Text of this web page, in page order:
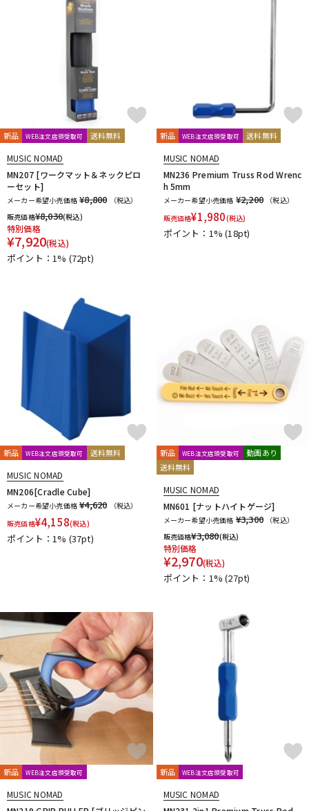
新品 WEB注文店頭受取可 送料無料
MUSIC NOMAD
MN207 [ワークマット＆ネックピロ
ーセット]
メーカー希望小売価格 ¥8,800
（税込）
販売価格¥8,030(税込)
特別価格
¥7,920(税込)
ポイント：1% (72pt)
新品 WEB注文店頭受取可 送料無料
MUSIC NOMAD
MN236 Premium Truss Rod Wrenc
h 5mm
メーカー希望小売価格 ¥2,200
（税込）
販売価格¥1,980(税込)
ポイント：1%(18pt)
新品 WEB注文店頭受取可 送料無料
MUSIC NOMAD
MN206[Cradle Cube]
メーカー希望小売価格 ¥4,620
（税込）
販売価格¥4,158(税込)
ポイント：1% (37pt)
新品 WEB注文店頭受取可
動画あり
送料無料
MUSIC NOMAD
MN601 [ナットハイトゲージ]
メーカー希望小売価格 ¥3,300
（税込）
販売価格¥3,080(税込)
特別価格
¥2,970(税込)
ポイント：1%(27pt)
新品 WEB注文店頭受取可
MUSIC NOMAD
新品 WEB注文店頭受取可
MUSIC NOMAD